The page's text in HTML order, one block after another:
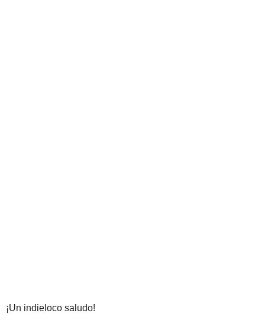
¡Un indieloco saludo!